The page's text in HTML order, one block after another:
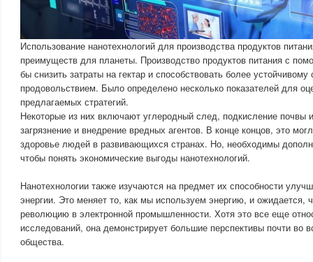
Использование нанотехнологий для производства продуктов
преимуществ для планеты. Производство продуктов питания с
бы снизить затраты на гектар и способствовать более
продовольствием. Было определено несколько показателей для
предлагаемых стратегий.
Некоторые из них включают углеродный след, подкисление почвы
загрязнение и внедрение вредных агентов. В конце концов, это
здоровье людей в развивающихся странах. Но, необходимы
чтобы понять экономические выгоды нанотехнологий.
Нанотехнологии также изучаются на предмет их способности
энергии. Это меняет то, как мы используем энергию, и ожидается,
революцию в электронной промышленности. Хотя это все еще
исследований, она демонстрирует большие перспективы почти во
общества.